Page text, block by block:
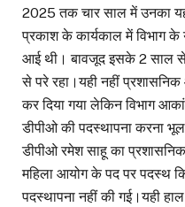
2025 तक चार साल में उनका
प्रकाश के कार्यकाल में विभाग के
आई थी। बावजूद इसके 2 साल से
से परे रहा।यही नहीं
कर दिया गया लेकिन विभाग
डीपीओ की पदस्थापना करना
डीपीओ रमेश साहू का
महिला आयोग के पद पर पदस्थ
पदस्थापना नहीं की गई।यही